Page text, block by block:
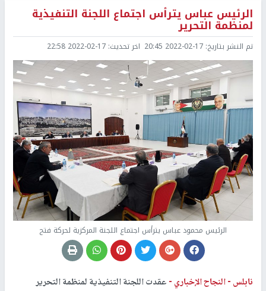
الرئيس عباس يترأس اجتماع اللجنة التنفيذية
لمنظمة التحرير
تم النشر بتاريخ: 2022-02-17 20:45 اخر تحديث: 2022-02-17 22:58
الرئيس محمود عباس يترأس اجتماع اللجنة المركزية لحركة فتح
نابلس -النجاح الإخباري -عقدت اللجنة التنفيذية لمنظمة التحرير